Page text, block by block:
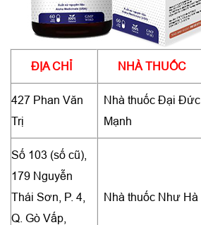
ĐỊA CHỈ NHÀ THUỐC
427 Phan Văn
Trị
Nhà thuốc Đại Đức
Mạnh
Số 103 (số cũ),
179 Nguyễn
Thái Sơn, P. 4,
Q. Gò Vấp,
Nhà thuốc Như Hà